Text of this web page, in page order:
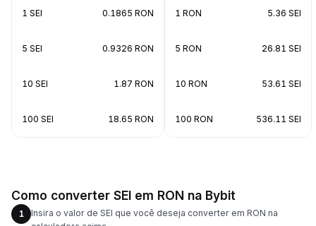
1 SEI 0.1865 RON
5 SEI 0.9326 RON
10 SEI 1.87 RON
100 SEI 18.65 RON
1 RON 5.36 SEI
5 RON 26.81 SEI
10 RON 53.61 SEI
100 RON 536.11 SEI
Como converter SEI em RON na Bybit
1
Insira o valor de SEI que você deseja converter em RON na